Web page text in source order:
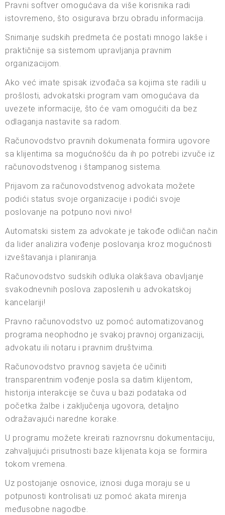
Pravni softver omogućava da više korisnika radi
istovremeno, što osigurava brzu obradu informacija.
Snimanje sudskih predmeta će postati mnogo lakše i
praktičnije sa sistemom upravljanja pravnim
organizacijom.
Ako već imate spisak izvođača sa kojima ste radili u
prošlosti, advokatski program vam omogućava da
uvezete informacije, što će vam omogućiti da bez
odlaganja nastavite sa radom.
Računovodstvo pravnih dokumenata formira ugovore
sa klijentima sa mogućnošću da ih po potrebi izvuče iz
računovodstvenog i štampanog sistema.
Prijavom za računovodstvenog advokata možete
podići status svoje organizacije i podići svoje
poslovanje na potpuno novi nivo!
Automatski sistem za advokate je takođe odličan način
da lider analizira vođenje poslovanja kroz mogućnosti
izveštavanja i planiranja.
Računovodstvo sudskih odluka olakšava obavljanje
svakodnevnih poslova zaposlenih u advokatskoj
kancelariji!
Pravno računovodstvo uz pomoć automatizovanog
programa neophodno je svakoj pravnoj organizaciji,
advokatu ili notaru i pravnim društvima.
Računovodstvo pravnog savjeta će učiniti
transparentnim vođenje posla sa datim klijentom,
historija interakcije se čuva u bazi podataka od
početka žalbe i zaključenja ugovora, detaljno
odražavajući naredne korake.
U programu možete kreirati raznovrsnu dokumentaciju,
zahvaljujući prisutnosti baze klijenata koja se formira
tokom vremena.
Uz postojanje osnovice, iznosi duga moraju se u
potpunosti kontrolisati uz pomoć akata mirenja
međusobne nagodbe.